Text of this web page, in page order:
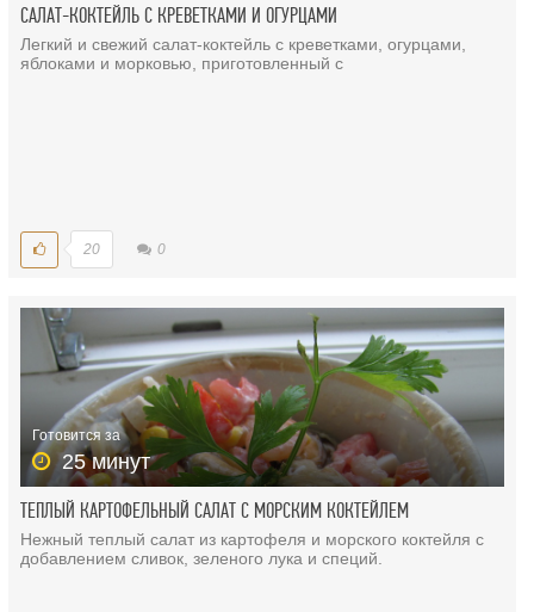
САЛАТ-КОКТЕЙЛЬ С КРЕВЕТКАМИ И ОГУРЦАМИ
Легкий и свежий салат-коктейль с креветками, огурцами,
яблоками и морковью, приготовленный с
20 0
Готовится за
25 минут
ТЕПЛЫЙ КАРТОФЕЛЬНЫЙ САЛАТ С МОРСКИМ КОКТЕЙЛЕМ
Нежный теплый салат из картофеля и морского коктейля с
добавлением сливок, зеленого лука и специй.